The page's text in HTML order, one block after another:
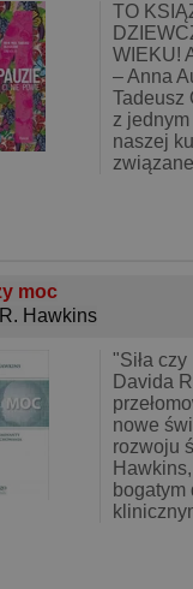
TO
WIEKU!
– Anna
Tadeusz
z
naszej
moc
Hawkins
"Siła
Davida
nowe
rozwoju
bogatym